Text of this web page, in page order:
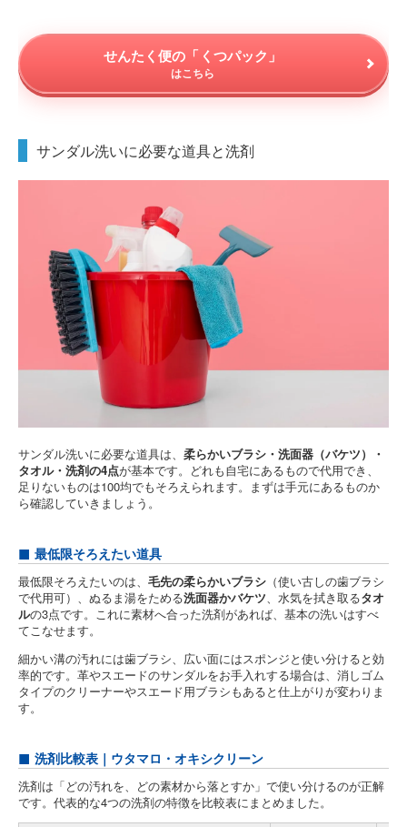
せんたく便の「くつパック」
はこちら
サンダル洗いに必要な道具と洗剤
サンダル洗いに必要な道具は、 柔らかいブラシ・洗面器（バケツ）・
タオル・洗剤の4点が基本です。どれも自宅にあるもので代用でき、
足りないものは100均でもそろえられます。まずは手元にあるものか
ら確認していきましょう。
最低限そろえたい道具
最低限そろえたいのは、 毛先の柔らかいブラシ （使い古しの歯ブラシ
で代用可）、ぬるま湯をためる洗面器かバケツ、水気を拭き取るタオ
ルの3点です。これに素材へ合った洗剤があれば、基本の洗いはすべ
てこなせます。
細かい溝の汚れには歯ブラシ、広い面にはスポンジと使い分けると効
率的です。革やスエードのサンダルをお手入れする場合は、消しゴム
タイプのクリーナーやスエード用ブラシもあると仕上がりが変わりま
す。
洗剤比較表｜ウタマロ・オキシクリーン
洗剤は「どの汚れを、どの素材から落とすか」で使い分けるのが正解
です。代表的な4つの洗剤の特徴を比較表にまとめました。